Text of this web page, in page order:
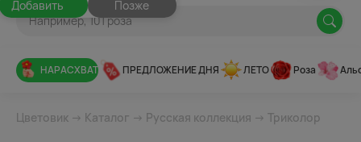
Добавить Позже
НАРАСХВАТ ПРЕДЛОЖЕНИЕ ДНЯ ЛЕТО Роза
Цветовик → Каталог → Русская коллекция → Триколор